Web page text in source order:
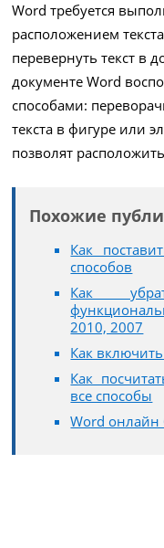
Word требуется
расположением
перевернуть текст в
документе Word
способами:
текста в фигуре или
позволят
Похожие
Как
способов
Как
2010, 2007
Как
Как
все способы
Word онлайн